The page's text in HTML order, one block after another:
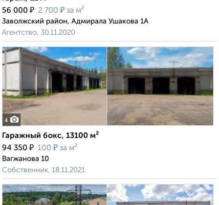
56 000 ₽ 2 700 ₽ за м²
Заволжский район, Адмирала Ушакова 1А
Агентство, 30.11.2020
4
Гаражный бокс, 13100 м²
94 350 ₽ 100 ₽ за м²
Вагжанова 10
Собственник, 18.11.2021